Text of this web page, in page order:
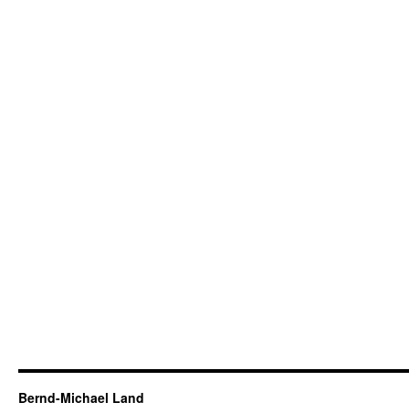
Bernd-Michael Land